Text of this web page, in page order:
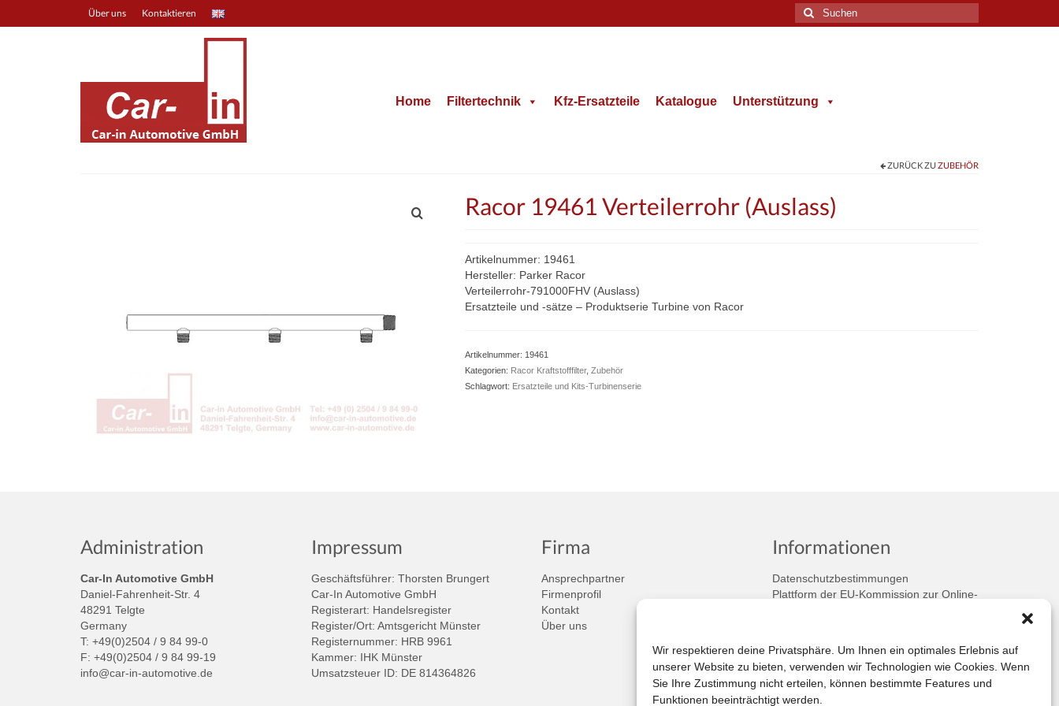
Wir respektieren deine Privatsphäre. Um Ihnen ein optimales Erlebnis auf
unserer Website zu bieten, verwenden wir Technologien wie Cookies. Wenn
Sie Ihre Zustimmung nicht erteilen, können bestimmte Features und
Funktionen beeinträchtigt werden.
Über uns Kontaktieren
Suche
nach:
Home Filtertechnik Kfz-Ersatzteile Katalogue Unterstützung
ZURÜCK ZUZUBEHÖR
Racor 19461 Verteilerrohr (Auslass)
Artikelnummer: 19461
Hersteller: Parker Racor
Verteilerrohr-791000FHV (Auslass)
Ersatzteile und -sätze – Produktserie Turbine von Racor
Artikelnummer: 19461
Kategorien: Racor Kraftstofffilter, Zubehör
Schlagwort: Ersatzteile und Kits-Turbinenserie
Administration
Car-In Automotive GmbH
Daniel-Fahrenheit-Str. 4
48291 Telgte
Germany
T: +49(0)2504 / 9 84 99-0
F: +49(0)2504 / 9 84 99-19
info@car-in-automotive.de
Impressum
Geschäftsführer: Thorsten Brungert
Car-In Automotive GmbH
Registerart: Handelsregister
Register/Ort: Amtsgericht Münster
Registernummer: HRB 9961
Kammer: IHK Münster
Umsatzsteuer ID: DE 814364826
Firma
Ansprechpartner
Firmenprofil
Kontakt
Über uns
Informationen
Datenschutzbestimmungen
Plattform der EU-Kommission zur Online-